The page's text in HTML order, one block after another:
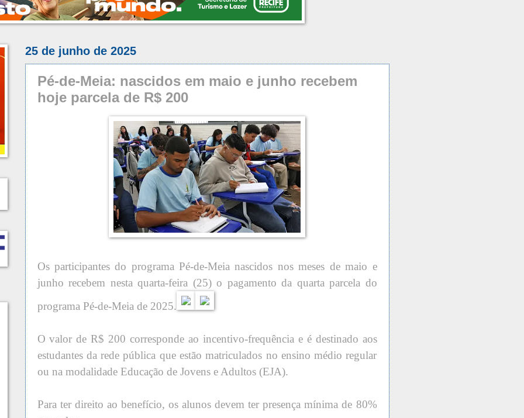
25 de junho de 2025
Pé-de-Meia: nascidos em maio e junho recebem
hoje parcela de R$ 200
Os participantes do programa Pé-de-Meia nascidos nos meses de maio e
junho recebem nesta quarta-feira (25) o pagamento da quarta parcela do
programa Pé-de-Meia de 2025.
O valor de R$ 200 corresponde ao incentivo-frequência e é destinado aos
estudantes da rede pública que estão matriculados no ensino médio regular
ou na modalidade Educação de Jovens e Adultos (EJA).
Para ter direito ao benefício, os alunos devem ter presença mínima de 80%